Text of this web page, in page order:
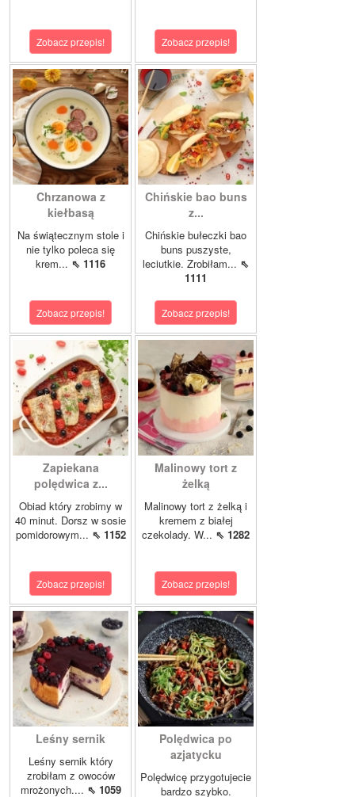
Zobacz przepis! Zobacz przepis!
Chrzanowa z
kiełbasą
Na świątecznym stole i
nie tylko poleca się
krem... ⇖ 1116
Zobacz przepis!
Chińskie bao buns
z...
Chińskie bułeczki bao
buns puszyste,
leciutkie. Zrobiłam... ⇖
1111
Zobacz przepis!
Zapiekana
polędwica z...
Obiad który zrobimy w
40 minut. Dorsz w sosie
pomidorowym... ⇖ 1152
Zobacz przepis!
Malinowy tort z
żelką
Malinowy tort z żelką i
kremem z białej
czekolady. W... ⇖ 1282
Zobacz przepis!
Leśny sernik
Leśny sernik który
zrobiłam z owoców
mrożonych.... ⇖ 1059
Polędwica po
azjatycku
Polędwicę przygotujecie
bardzo szybko.